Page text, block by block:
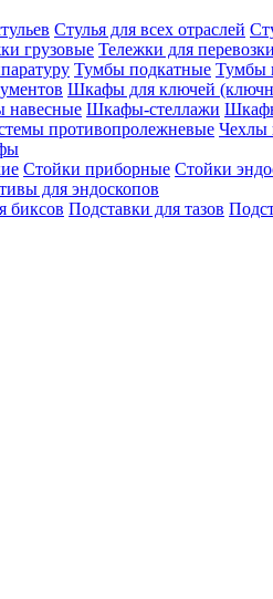
Стулья для всех отраслей
грузовые Тележки для
Тумбы подкатные Тумбы
Шкафы для ключей
Шкафы-стеллажи
противопролежневые Чехлы
Стойки приборные Стойки
для эндоскопов
биксов Подставки для тазов